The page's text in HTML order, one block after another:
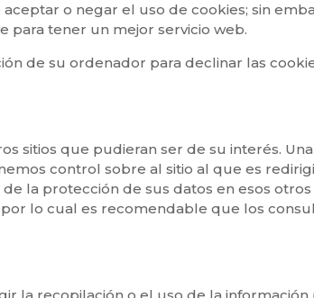
o negar el uso de cookies; sin
para tener un mejor servicio web.
de su ordenador para declinar las
sitios que pudieran ser de su interés.
control sobre al sitio al que es
de la protección de sus datos en esos
lo cual es recomendable que los